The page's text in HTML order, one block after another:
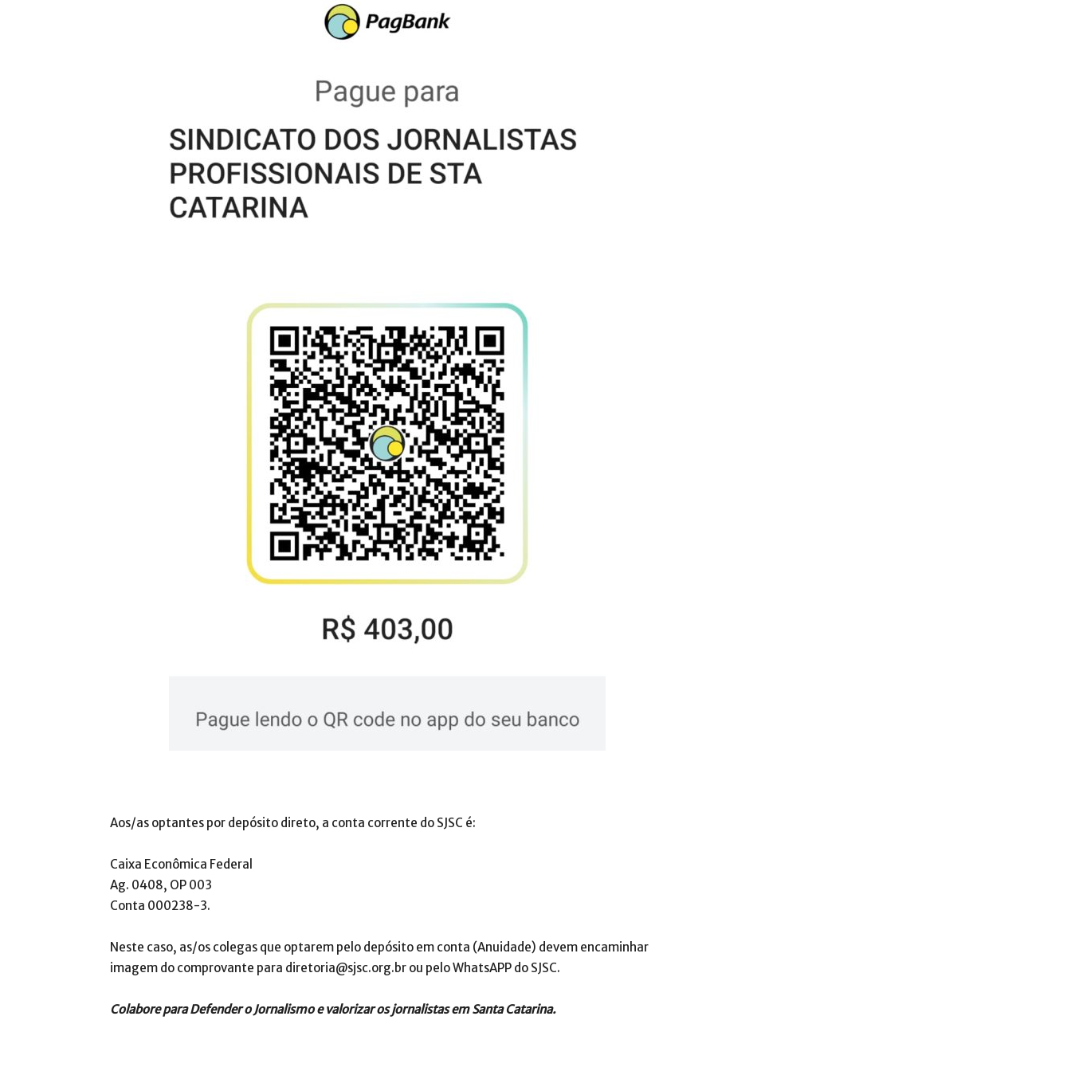
Aos/as optantes por depósito direto, a conta corrente do SJSC é:
Caixa Econômica Federal
Ag. 0408, OP 003
Conta 000238-3.
Neste caso, as/os colegas que optarem pelo depósito em conta (Anuidade) devem encaminhar
imagem do comprovante para diretoria@sjsc.org.br ou pelo WhatsAPP do SJSC.
Colabore para Defender o Jornalismo e valorizar os jornalistas em Santa Catarina.